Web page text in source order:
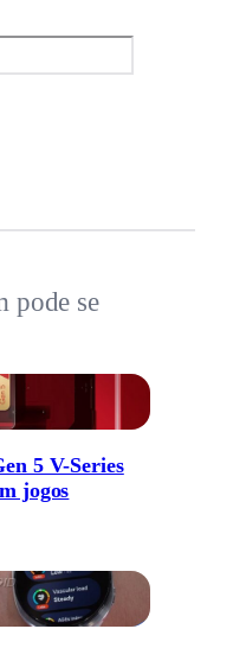
pode se
5 V-Series
jogos